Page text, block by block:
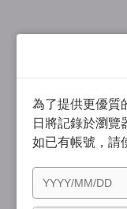
為了提供更優質
日將記錄於瀏覽
如已有帳號，請